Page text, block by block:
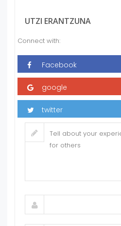
UTZI ERANTZUNA
Connect with: